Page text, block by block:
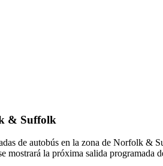
& Suffolk
de autobús en la zona de Norfolk &
mostrará la próxima salida